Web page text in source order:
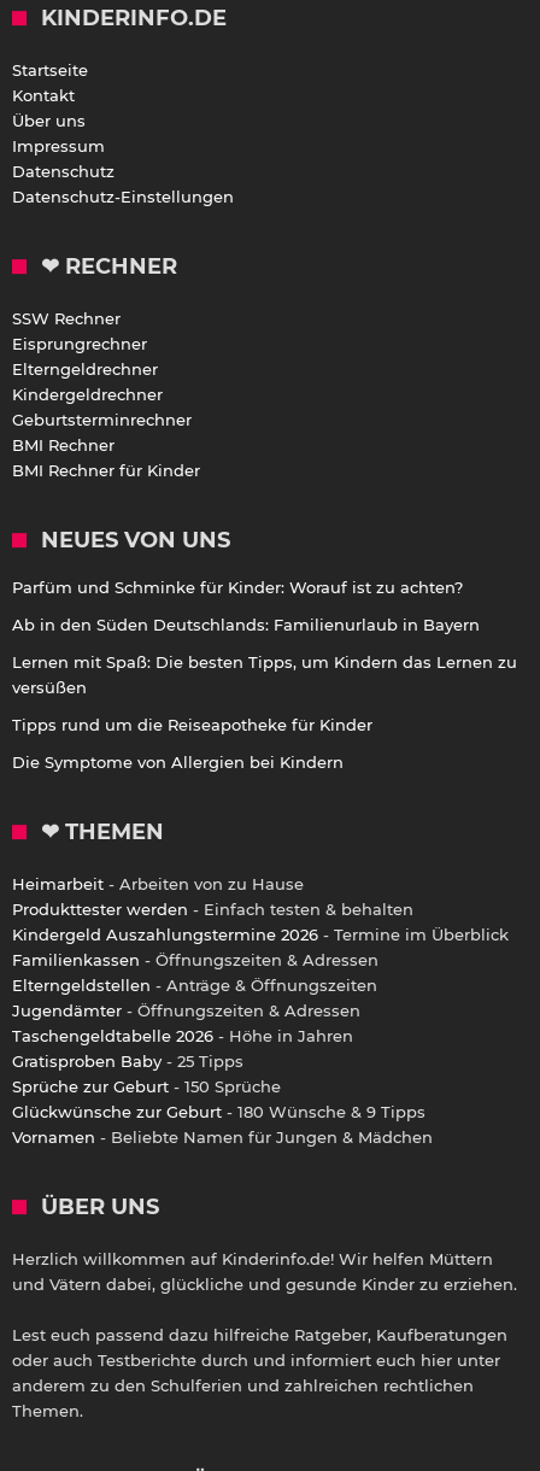
KINDERINFO.DE
Startseite
Kontakt
Über uns
Impressum
Datenschutz
Datenschutz-Einstellungen
❤ RECHNER
SSW Rechner
Eisprungrechner
Elterngeldrechner
Kindergeldrechner
Geburtsterminrechner
BMI Rechner
BMI Rechner für Kinder
NEUES VON UNS
Parfüm und Schminke für Kinder: Worauf ist zu achten?
Ab in den Süden Deutschlands: Familienurlaub in Bayern
Lernen mit Spaß: Die besten Tipps, um Kindern das Lernen zu
versüßen
Tipps rund um die Reiseapotheke für Kinder
Die Symptome von Allergien bei Kindern
❤ THEMEN
Heimarbeit - Arbeiten von zu Hause
Produkttester werden - Einfach testen & behalten
Kindergeld Auszahlungstermine 2026 - Termine im Überblick
Familienkassen - Öffnungszeiten & Adressen
Elterngeldstellen - Anträge & Öffnungszeiten
Jugendämter - Öffnungszeiten & Adressen
Taschengeldtabelle 2026 - Höhe in Jahren
Gratisproben Baby - 25 Tipps
Sprüche zur Geburt - 150 Sprüche
Glückwünsche zur Geburt - 180 Wünsche & 9 Tipps
Vornamen - Beliebte Namen für Jungen & Mädchen
ÜBER UNS
Herzlich willkommen auf Kinderinfo.de! Wir helfen Müttern
und Vätern dabei, glückliche und gesunde Kinder zu erziehen.
Lest euch passend dazu hilfreiche Ratgeber, Kaufberatungen
oder auch Testberichte durch und informiert euch hier unter
anderem zu den Schulferien und zahlreichen rechtlichen
Themen.